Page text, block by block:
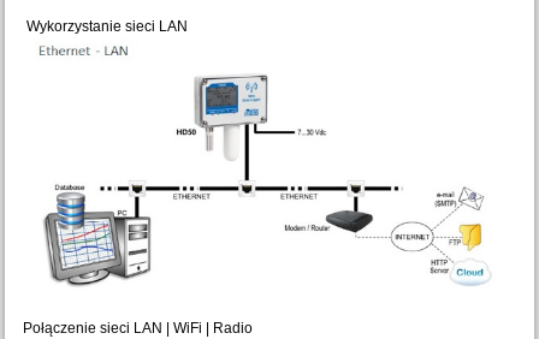
Wykorzystanie sieci LAN
Połączenie sieci LAN | WiFi | Radio